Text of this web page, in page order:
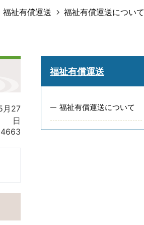
福祉有償運送 福祉有償運送について
月27
日
4663
福祉有償運送
福祉有償運送について